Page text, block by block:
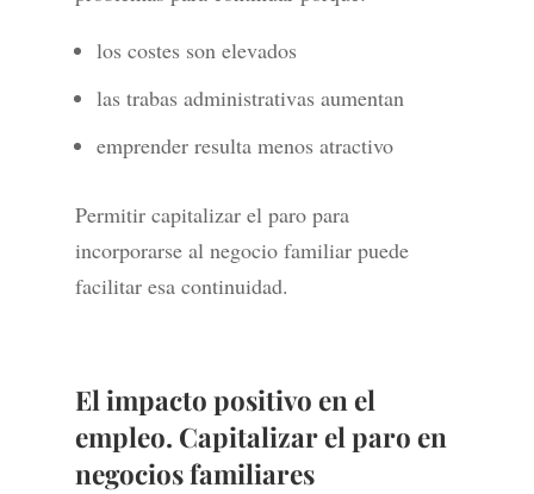
los costes son elevados
las trabas administrativas aumentan
emprender resulta menos atractivo
Permitir capitalizar el paro para
incorporarse al negocio familiar puede
facilitar esa continuidad.
El impacto positivo en el
empleo. Capitalizar el paro en
negocios familiares